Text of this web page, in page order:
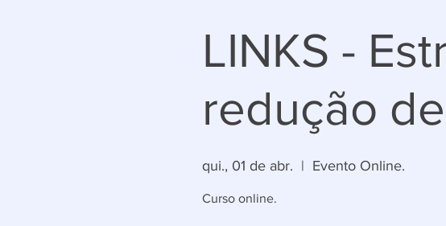
LINKS -
redução
qui., 01 de abr.
  |
Evento Online.
Curso online.